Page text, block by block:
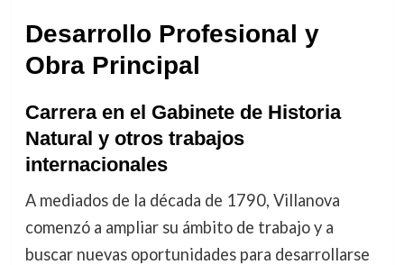
Desarrollo Profesional y
Obra Principal
Carrera en el Gabinete de Historia
Natural y otros trabajos
internacionales
A mediados de la década de 1790, Villanova
comenzó a ampliar su ámbito de trabajo y a
buscar nuevas oportunidades para desarrollarse